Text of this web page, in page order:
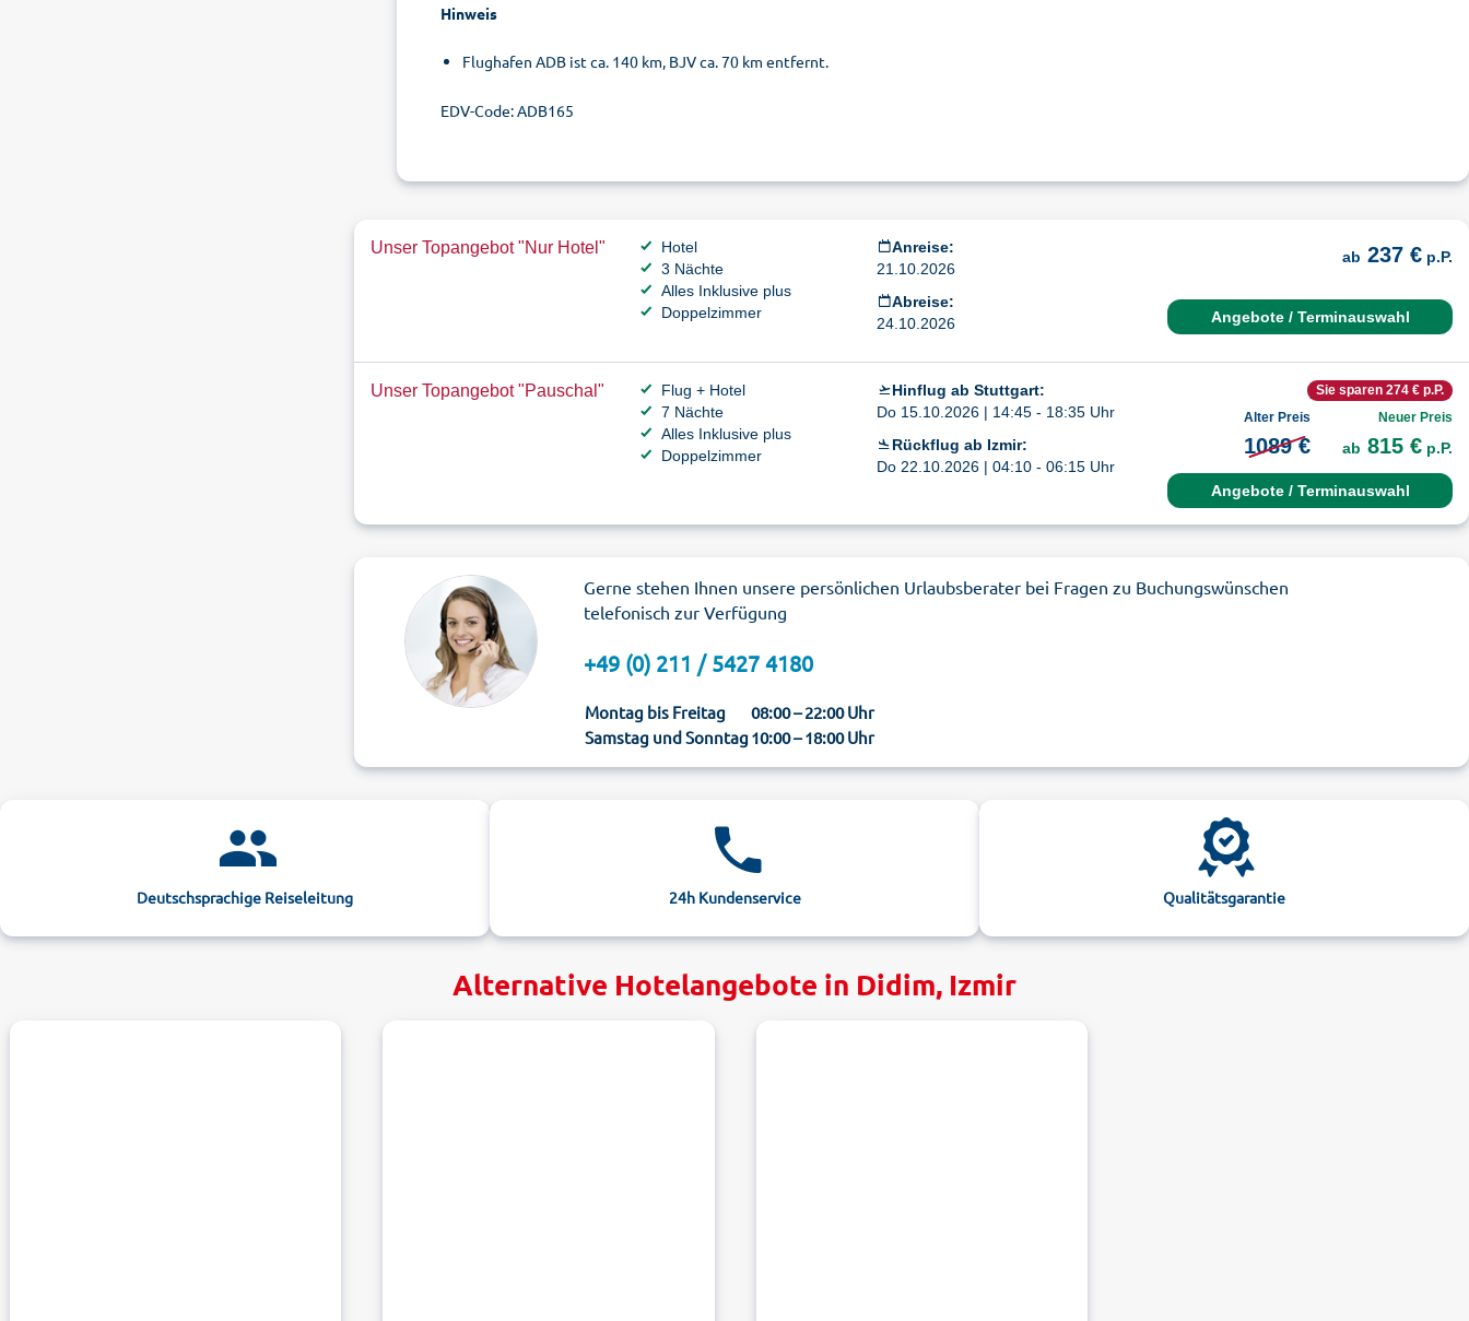
Hinweis
Flughafen ADB ist ca. 140 km, BJV ca. 70 km entfernt.
EDV-Code: ADB165
Unser Topangebot "Nur Hotel"
Hotel
3 Nächte
Alles Inklusive plus
Doppelzimmer
Anreise:
21.10.2026
Abreise:
24.10.2026
ab 237 € p.P.
Angebote / Terminauswahl
Unser Topangebot "Pauschal"
Flug + Hotel
7 Nächte
Alles Inklusive plus
Doppelzimmer
Hinflug ab Stuttgart:
Do 15.10.2026 | 14:45 - 18:35 Uhr
Rückflug ab Izmir:
Do 22.10.2026 | 04:10 - 06:15 Uhr
Sie sparen 274 € p.P.
Alter Preis
1089 €
Neuer Preis
ab 815 € p.P.
Angebote / Terminauswahl
Gerne stehen Ihnen unsere persönlichen Urlaubsberater bei Fragen zu Buchungswünschen
telefonisch zur Verfügung
+49 (0) 211 / 5427 4180
Montag bis Freitag
08:00 – 22:00 Uhr
Samstag und Sonntag10:00 – 18:00 Uhr
Deutschsprachige Reiseleitung 24h Kundenservice Qualitätsgarantie
Alternative Hotelangebote in Didim, Izmir